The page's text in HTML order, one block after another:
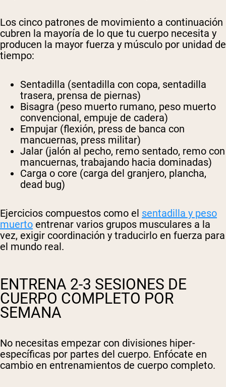
Los cinco patrones de movimiento a continuación
cubren la mayoría de lo que tu cuerpo necesita y
producen la mayor fuerza y músculo por unidad de
tiempo:
Sentadilla (sentadilla con copa, sentadilla
trasera, prensa de piernas)
Bisagra (peso muerto rumano, peso muerto
convencional, empuje de cadera)
Empujar (flexión, press de banca con
mancuernas, press militar)
Jalar (jalón al pecho, remo sentado, remo con
mancuernas, trabajando hacia dominadas)
Carga o core (carga del granjero, plancha,
dead bug)
Ejercicios compuestos como el sentadilla y peso
muerto entrenar varios grupos musculares a la
vez, exigir coordinación y traducirlo en fuerza para
el mundo real.
ENTRENA 2-3 SESIONES DE
CUERPO COMPLETO POR
SEMANA
No necesitas empezar con divisiones hiper-
específicas por partes del cuerpo. Enfócate en
cambio en entrenamientos de cuerpo completo.